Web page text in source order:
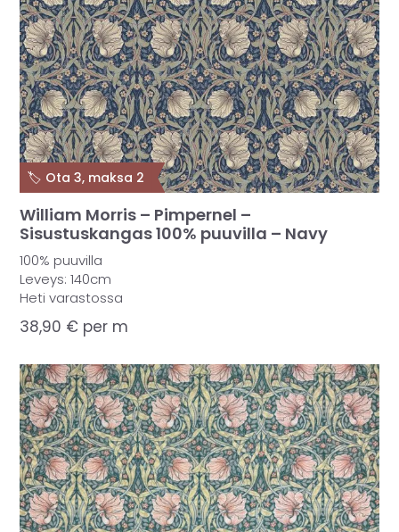
William Morris – Pimpernel –
Sisustuskangas 100% puuvilla – Navy
100% puuvilla
Leveys: 140cm
Heti varastossa
38,90 € per m
🏷️ Ota 3, maksa 2